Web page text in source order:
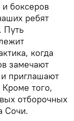
и боксеров
ребят
Путь
когда
замечают
приглашают
того,
отборочных
Сочи.